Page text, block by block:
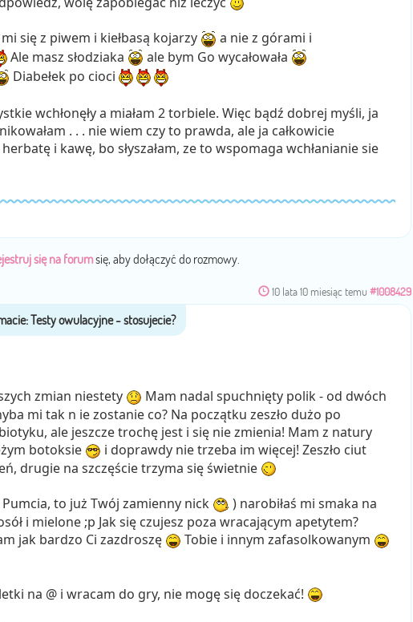
się z piwem i kiełbasą kojarzy
a nie z górami i
Ale masz słodziaka
ale bym Go wycałowała
Diabełek po cioci
wchłonęły a miałam 2 torbiele. Więc bądź dobrej myśli, ja
. . . nie wiem czy to prawda, ale ja całkowicie
i kawę, bo słyszałam, ze to wspomaga wchłanianie sie
się na forumsię, aby dołączyć do rozmowy.
10 lata 10 miesiąc temu #1008429
zmian niestety
Mam nadal spuchnięty polik - od dwóch
mi tak n ie zostanie co? Na początku zeszło dużo po
ale jeszcze trochę jest i się nie zmienia! Mam z natury
botoksie
i doprawdy nie trzeba im więcej! Zeszło ciut
drugie na szczęście trzyma się świetnie
to już Twój zamienny nick
) narobiłaś mi smaka na
i mielone ;p Jak się czujesz poza wracającym apetytem?
jak bardzo Ci zazdroszę
Tobie i innym zafasolkowanym
na @ i wracam do gry, nie mogę się doczekać!